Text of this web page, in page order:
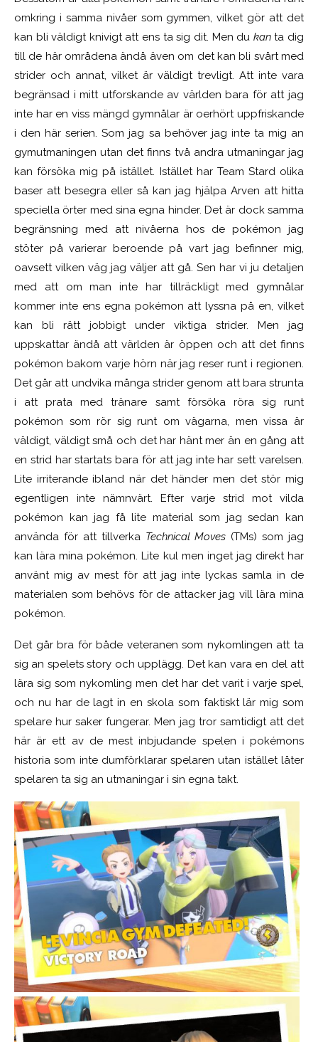
omkring i samma nivåer som gymmen, vilket gör att det
kan bli väldigt knivigt att ens ta sig dit. Men du kanta dig
till de här områdena ändå även om det kan bli svårt med
strider och annat, vilket är väldigt trevligt. Att inte vara
begränsad i mitt utforskande av världen bara för att jag
inte har en viss mängd gymnålar är oerhört uppfriskande
i den här serien. Som jag sa behöver jag inte ta mig an
gymutmaningen utan det finns två andra utmaningar jag
kan försöka mig på istället. Istället har Team Stard olika
baser att besegra eller så kan jag hjälpa Arven att hitta
speciella örter med sina egna hinder. Det är dock samma
begränsning med att nivåerna hos de pokémon jag
stöter på varierar beroende på vart jag befinner mig,
oavsett vilken väg jag väljer att gå. Sen har vi ju detaljen
med att om man inte har tillräckligt med gymnålar
kommer inte ens egna pokémon att lyssna på en, vilket
kan bli rätt jobbigt under viktiga strider. Men jag
uppskattar ändå att världen är öppen och att det finns
pokémon bakom varje hörn när jag reser runt i regionen.
Det går att undvika många strider genom att bara strunta
i att prata med tränare samt försöka röra sig runt
pokémon som rör sig runt om vägarna, men vissa är
väldigt, väldigt små och det har hänt mer än en gång att
en strid har startats bara för att jag inte har sett varelsen.
Lite irriterande ibland när det händer men det stör mig
egentligen inte nämnvärt. Efter varje strid mot vilda
pokémon kan jag få lite material som jag sedan kan
använda för att tillverka Technical Moves (TMs) som jag
kan lära mina pokémon. Lite kul men inget jag direkt har
använt mig av mest för att jag inte lyckas samla in de
materialen som behövs för de attacker jag vill lära mina
pokémon.
Det går bra för både veteranen som nykomlingen att ta
sig an spelets story och upplägg. Det kan vara en del att
lära sig som nykomling men det har det varit i varje spel,
och nu har de lagt in en skola som faktiskt lär mig som
spelare hur saker fungerar. Men jag tror samtidigt att det
här är ett av de mest inbjudande spelen i pokémons
historia som inte dumförklarar spelaren utan istället låter
spelaren ta sig an utmaningar i sin egna takt.